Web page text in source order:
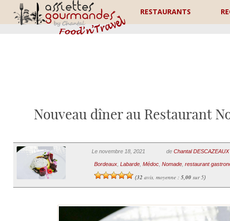
RESTAURANTS
Nouveau dîner au Restaurant
Le novembre 18, 2021 de Chantal DESCAZEAUX
Bordeaux, Labarde, Médoc, Nomade, restaurant
(32 avis, moyenne : 5,00sur 5)